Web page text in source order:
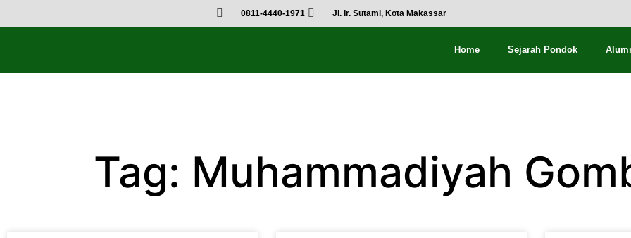
0811-4440-1971 Jl. Ir. Sutami, Kota Makassar
Home Sejarah Pondok
Tag: Muhammadiyah